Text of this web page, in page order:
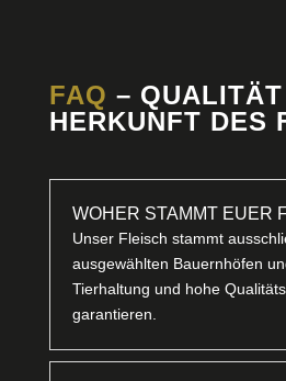
FAQ –
HERKUNFT DES
WOHER STAMMT EUER
Unser Fleisch stammt
ausgewählten Bauernhöfen
Tierhaltung und hohe
garantieren.